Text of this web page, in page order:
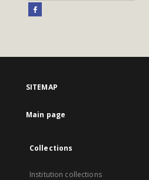
SITEMAP
Main page
Collections
Institution collections